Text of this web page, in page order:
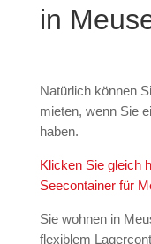
in
Natürlich können
mieten, wenn Sie
haben.
Klicken Sie gleich
Seecontainer für
Sie wohnen in
flexiblem